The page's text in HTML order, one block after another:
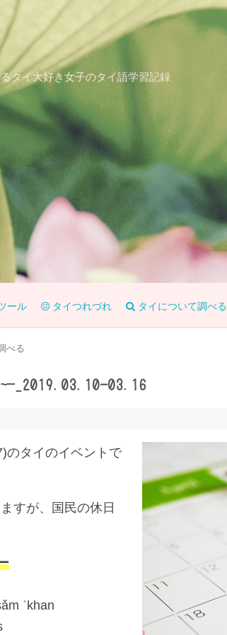
タイ大好き女子のタイ語学習記録
ール タイつれづれ タイについて調べる
べる
ー_2019.03.10-03.16
のタイのイベントで
すが、国民の休日
ˈkhan